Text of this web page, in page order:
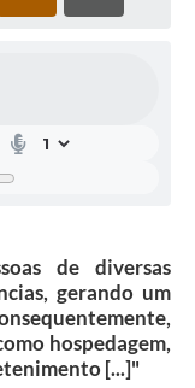
de diversas
gerando um
hospedagem,
[...]"